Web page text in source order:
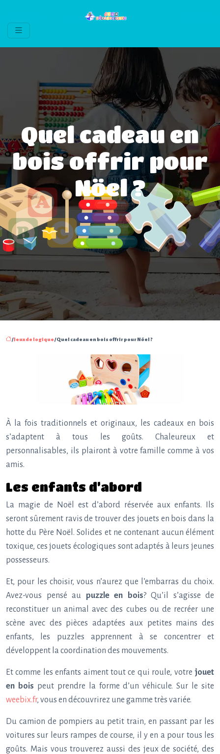
Quel cadeau en
bois offrir pour
Nöel ?
/Jeux de logique/ Quel cadeau en bois offrir pour Nöel ?
À la fois traditionnels et originaux, les cadeaux en bois
s’adaptent à tous les goûts. Chaleureux et
personnalisables, ils plairont à votre famille comme à vos
amis.
Les enfants d’abord
La magie de Noël est d’abord réservée aux enfants. Ils
seront sûrement ravis de trouver des jouets en bois dans la
hotte du Père Noël. Solides et ne contenant aucun élément
toxique, ces jouets écologiques sont adaptés à leurs jeunes
possesseurs.
Et, pour les choisir, vous n’aurez que l’embarras du choix.
Avez-vous pensé au puzzle en bois? Qu’il s’agisse de
reconstituer un animal avec des cubes ou de recréer une
scène avec des pièces adaptées aux petites mains des
enfants, les puzzles apprennent à se concentrer et
développent la coordination des mouvements.
Et comme les enfants aiment tout ce qui roule, votre jouet
en bois peut prendre la forme d’un véhicule. Sur le site
weebix.fr, vous en découvrirez une gamme très variée.
Du camion de pompiers au petit train, en passant par les
voitures sur leurs rampes de course, il y en a pour tous les
goûts. Mais vous trouverez aussi des jeux de société, des